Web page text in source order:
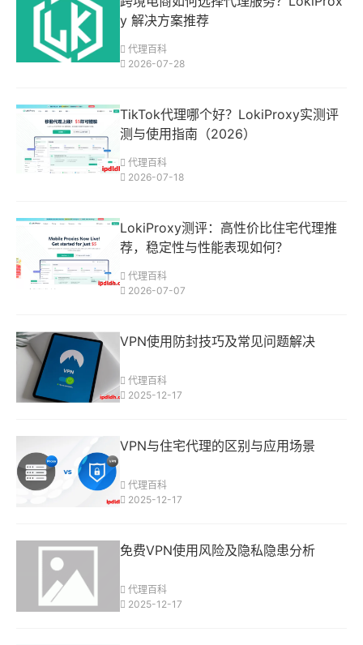
y 解决方案推荐
代理百科
2026-07-28
TikTok代理哪个好？LokiProxy实测评
测与使用指南（2026）
代理百科
2026-07-18
LokiProxy测评：高性价比住宅代理推
荐，稳定性与性能表现如何？
代理百科
2026-07-07
VPN使用防封技巧及常见问题解决
代理百科
2025-12-17
VPN与住宅代理的区别与应用场景
代理百科
2025-12-17
免费VPN使用风险及隐私隐患分析
代理百科
2025-12-17